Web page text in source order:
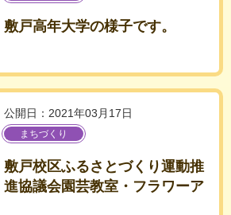
敷戸高年大学の様子です。
公開日：2021年03月17日
まちづくり
敷戸校区ふるさとづくり運動推
進協議会園芸教室・フラワーア